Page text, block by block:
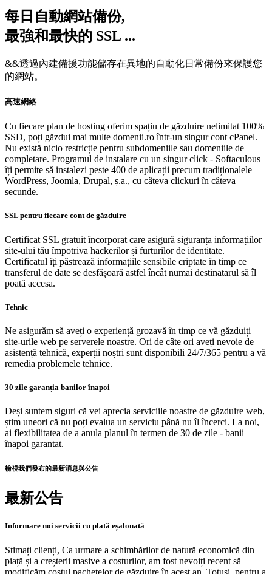
每日自動網站備份,
最強和最快的 SSL ...
&&透過內建備援功能儲存在異地的自動化日常備份來保護您
的網站。
高速網絡
Cu fiecare plan de hosting oferim spațiu de găzduire nelimitat 100%
SSD, poți găzdui mai multe domenii.ro într-un singur cont cPanel.
Nu există nicio restricție pentru subdomeniile sau domeniile de
completare. Programul de instalare cu un singur click - Softaculous
îți permite să instalezi peste 400 de aplicații precum tradiționalele
WordPress, Joomla, Drupal, ș.a., cu câteva clickuri în câteva
secunde.
SSL pentru fiecare cont de găzduire
Certificat SSL gratuit încorporat care asigură siguranța informațiilor
site-ului tău împotriva hackerilor și furturilor de identitate.
Certificatul îți păstrează informațiile sensibile criptate în timp ce
transferul de date se desfășoară astfel încât numai destinatarul să îl
poată accesa.
Tehnic
Ne asigurăm să aveți o experiență grozavă în timp ce vă găzduiți
site-urile web pe serverele noastre. Ori de câte ori aveți nevoie de
asistență tehnică, experții noștri sunt disponibili 24/7/365 pentru a vă
remedia problemele tehnice.
30 zile garanția banilor înapoi
Deși suntem siguri că vei aprecia serviciile noastre de găzduire web,
știm uneori că nu poți evalua un serviciu până nu îl încerci. La noi,
ai flexibilitatea de a anula planul în termen de 30 de zile - banii
înapoi garantat.
檢視我們發布的最新消息與公告
最新公告
Informare noi servicii cu plată eșalonată
Stimați clienți, Ca urmare a schimbărilor de natură economică din
piață și a creșterii masive a costurilor, am fost nevoiți recent să
modificăm costul pachetelor de găzduire în acest an. Totuși, pentru a